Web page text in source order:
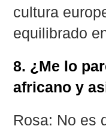
cultura
equilibrado
8. ¿Me lo
africano y
Rosa: No es